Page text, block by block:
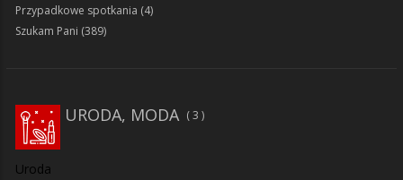
Przypadkowe spotkania (4)
Szukam Pani (389)
URODA, MODA 3
Uroda